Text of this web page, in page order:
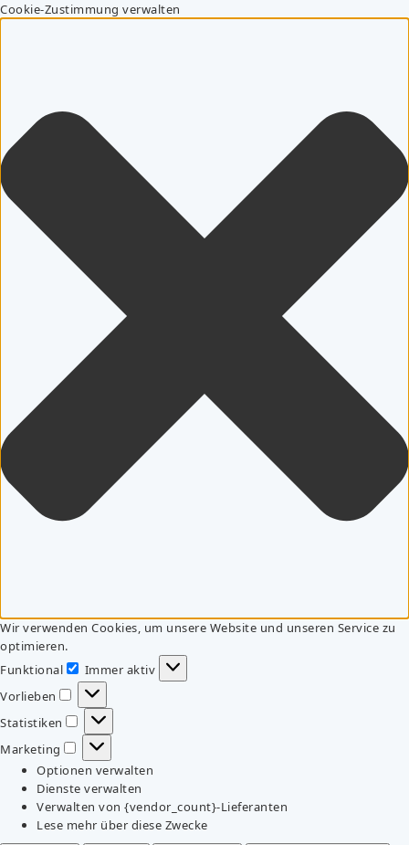
Cookie-Zustimmung verwalten
Wir verwenden Cookies, um unsere Website und unseren Service zu
optimieren.
Funktional
Funktional
Immer aktiv
Vorlieben
Vorlieben
Statistiken
Statistiken
Marketing
Marketing
Optionen verwalten
Dienste verwalten
Verwalten von {vendor_count}-Lieferanten
Lese mehr über diese Zwecke